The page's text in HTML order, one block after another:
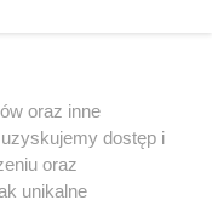
oraz inne
dostęp i
oraz
unikalne